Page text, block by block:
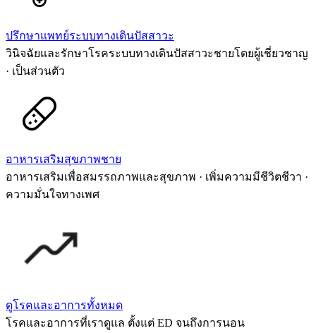
ปรึกษาแพทย์ระบบทางเดินปัสสาวะ
วินิจฉัยและรักษาโรคระบบทางเดินปัสสาวะชายโดยผู้เชี่ยวชาญ
· เป็นส่วนตัว
อาหารเสริมสุขภาพชาย
อาหารเสริมเพื่อสมรรถภาพและสุขภาพ · เพิ่มความมีชีวิตชีวา ·
ความมั่นใจทางเพศ
ดูโรคและอาการทั้งหมด
โรคและอาการที่เราดูแล ตั้งแต่ ED จนถึงการนอน